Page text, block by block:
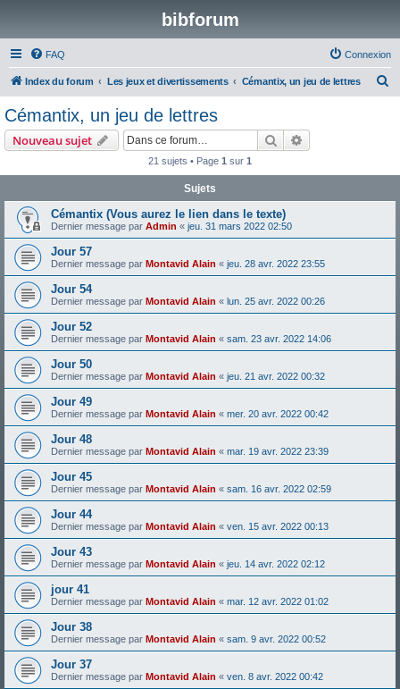
bibforum
FAQ Connexion
Index du forum Les jeux et divertissements Cémantix, un jeu de lettres
r
Cémantix, un jeu de lettres
Nouveau sujet Rechercher
21 sujets • Page 1 sur 1
Sujets
Cémantix (Vous aurez le lien dans le texte)
Dernier message par Admin « jeu. 31 mars 2022 02:50
Jour 57
Dernier message par Montavid Alain « jeu. 28 avr. 2022 23:55
Jour 54
Dernier message par Montavid Alain « lun. 25 avr. 2022 00:26
Jour 52
Dernier message par Montavid Alain « sam. 23 avr. 2022 14:06
Jour 50
Dernier message par Montavid Alain « jeu. 21 avr. 2022 00:32
Jour 49
Dernier message par Montavid Alain « mer. 20 avr. 2022 00:42
Jour 48
Dernier message par Montavid Alain « mar. 19 avr. 2022 23:39
Jour 45
Dernier message par Montavid Alain « sam. 16 avr. 2022 02:59
Jour 44
Dernier message par Montavid Alain « ven. 15 avr. 2022 00:13
Jour 43
Dernier message par Montavid Alain « jeu. 14 avr. 2022 02:12
jour 41
Dernier message par Montavid Alain « mar. 12 avr. 2022 01:02
Jour 38
Dernier message par Montavid Alain « sam. 9 avr. 2022 00:52
Jour 37
Dernier message par Montavid Alain « ven. 8 avr. 2022 00:42